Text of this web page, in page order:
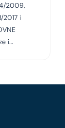
2009,
2017 i
i…